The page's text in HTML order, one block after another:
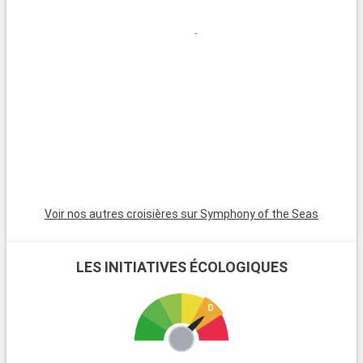
Voir nos autres croisières sur Symphony of the Seas
LES INITIATIVES ÉCOLOGIQUES